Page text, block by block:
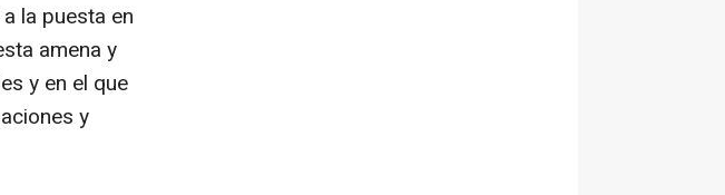
la puesta en
amena y
y en el que
y